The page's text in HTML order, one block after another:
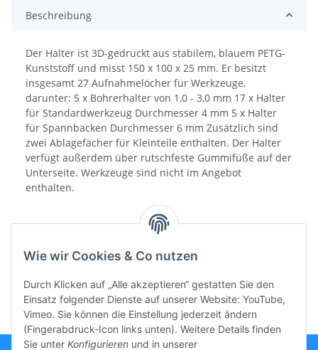
Beschreibung
Der Halter ist 3D-gedruckt aus stabilem, blauem PETG-
Kunststoff und misst 150 x 100 x 25 mm. Er besitzt
insgesamt 27 Aufnahmelöcher für Werkzeuge,
darunter: 5 x Bohrerhalter von 1,0 - 3,0 mm 17 x Halter
für Standardwerkzeug Durchmesser 4 mm 5 x Halter
für Spannbacken Durchmesser 6 mm Zusätzlich sind
zwei Ablagefächer für Kleinteile enthalten. Der Halter
verfügt außerdem über rutschfeste Gummifüße auf der
Unterseite. Werkzeuge sind nicht im Angebot
enthalten.
Wie wir Cookies & Co nutzen
Durch Klicken auf „Alle akzeptieren“ gestatten Sie den
Einsatz folgender Dienste auf unserer Website: YouTube,
Vimeo. Sie können die Einstellung jederzeit ändern
(Fingerabdruck-Icon links unten). Weitere Details finden
Sie unter Konfigurieren und in unserer